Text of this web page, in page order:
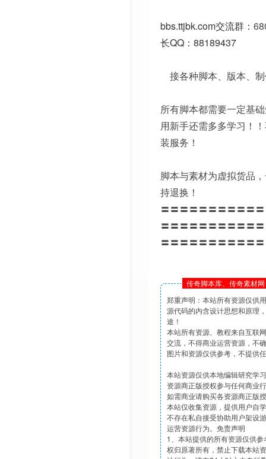
bbs.ttjbk.com交流群：
长QQ：88189437
接各种脚本、版本、
所有脚本都需要一定基
用新手还需多多学习！
装服务！
脚本与素材为虚拟货品
持退换！
〓〓〓〓〓〓〓〓〓〓
〓〓〓〓〓〓〓〓〓〓
〓〓〓〓〓〓〓〓〓〓
传奇脚本库、传奇素材
郑重声明：本站所有资源仅供
源代码的内含设计思想和原理
途！
本站所有资源、教程来自互联
交流，不得商业运营资源，不
图片和资源仅供参考，不提供
本站资源仅供本地编辑研究学
资源商正版授权参与任何商业
如需商业请购买各资源商正版
本站仅收集资源，提供用户自
不存在私自接受协助用户架设
运营资源行为。免责声明
1、本站提供的所有资源仅供
权归原著所有，禁止下载本站